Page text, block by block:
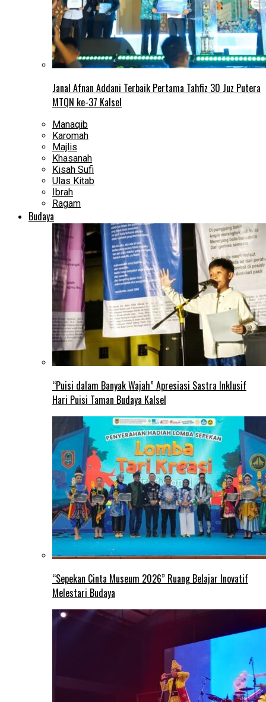
Janal Afnan Addani Terbaik Pertama Tahfiz 30 Juz Putera
MTQN ke-37 Kalsel
Manaqib
Karomah
Majlis
Khasanah
Kisah Sufi
Ulas Kitab
Ibrah
Ragam
Budaya
“Puisi dalam Banyak Wajah” Apresiasi Sastra Inklusif
Hari Puisi Taman Budaya Kalsel
“Sepekan Cinta Museum 2026” Ruang Belajar Inovatif
Melestari Budaya